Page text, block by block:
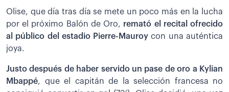
Olise, que día tras día se mete un poco más en la lucha
por el próximo Balón de Oro, remató el recital ofrecido
al público del estadio Pierre-Mauroycon una auténtica
joya.
Justo después de haber servido un pase de oro a Kylian
Mbappé, que el capitán de la selección francesa no